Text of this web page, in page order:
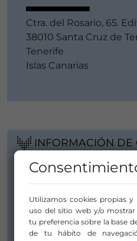
Ctra. del Rosario, 65.
38010 Santa Cruz de
Tenerife
Islas Canarias
INFORMACIÓN DE
Utilizamos cookies propias y
uso del sitio web y/o
tu preferencia sobre la base
de tu hábito de